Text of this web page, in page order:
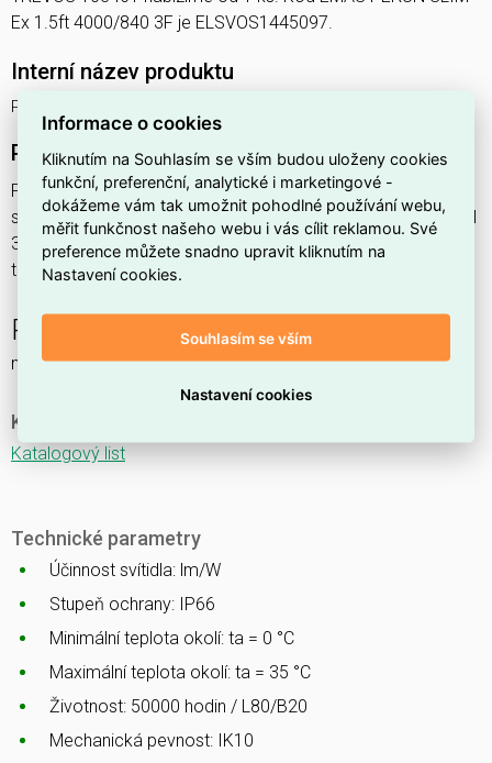
Ex 1.5ft 4000/840 3F je ELSVOS1445097.
Interní název produktu
PERUN SLIM Ex 1.5ft 4000/840 3F
Podrobný popis produktu
PERUN SLIM Ex 1.5ft 4000/840 3F 27,1W IP65
svítidlo průmyslové do prostředí s nebezpečím výbuchu Ex II
3GD, 1x4000lm, spektrum 840RJ, s nerez. klipy,
třífáz.průběž.montáž,
PERUN SLIM Ex NM
nouzové a orientační
Ke stažení
Katalogový list
Technické parametry
Účinnost svítidla: lm/W
Stupeň ochrany: IP66
Minimální teplota okolí: ta = 0 °C
Maximální teplota okolí: ta = 35 °C
Životnost: 50000 hodin / L80/B20
Mechanická pevnost: IK10
Informace o cookies
Kliknutím na Souhlasím se vším budou uloženy cookies
funkční, preferenční, analytické i marketingové -
dokážeme vám tak umožnit pohodlné používání webu,
měřit funkčnost našeho webu i vás cílit reklamou. Své
preference můžete snadno upravit kliknutím na
Nastavení cookies.
Souhlasím se vším
Nastavení cookies